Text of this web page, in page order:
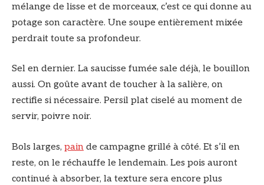
mélange de lisse et de morceaux, c’est ce qui donne au
potage son caractère. Une soupe entièrement mixée
perdrait toute sa profondeur.
Sel en dernier. La saucisse fumée sale déjà, le bouillon
aussi. On goûte avant de toucher à la salière, on
rectifie si nécessaire. Persil plat ciselé au moment de
servir, poivre noir.
Bols larges, pain de campagne grillé à côté. Et s’il en
reste, on le réchauffe le lendemain. Les pois auront
continué à absorber, la texture sera encore plus